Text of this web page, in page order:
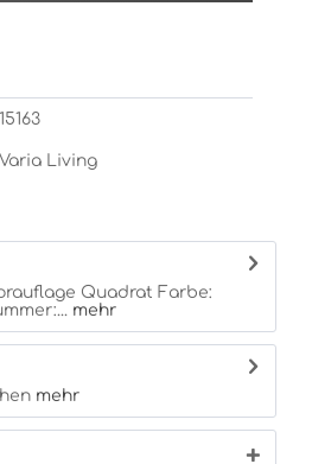
15163
Varia Living
Quadrat Farbe:
mehr
mehr